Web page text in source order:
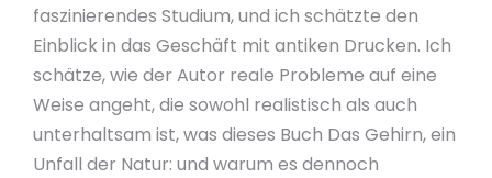
faszinierendes Studium, und ich schätzte den
Einblick in das Geschäft mit antiken Drucken. Ich
schätze, wie der Autor reale Probleme auf eine
Weise angeht, die sowohl realistisch als auch
unterhaltsam ist, was dieses Buch Das Gehirn, ein
Unfall der Natur: und warum es dennoch